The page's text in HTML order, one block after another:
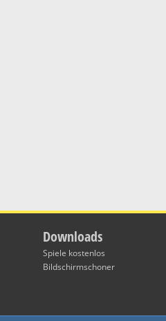
Downloads
Spiele kostenlos
Bildschirmschoner